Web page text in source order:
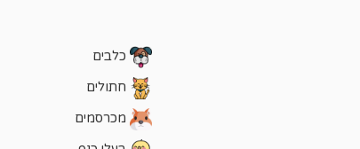
כלבים
חתולים
מכרסמים